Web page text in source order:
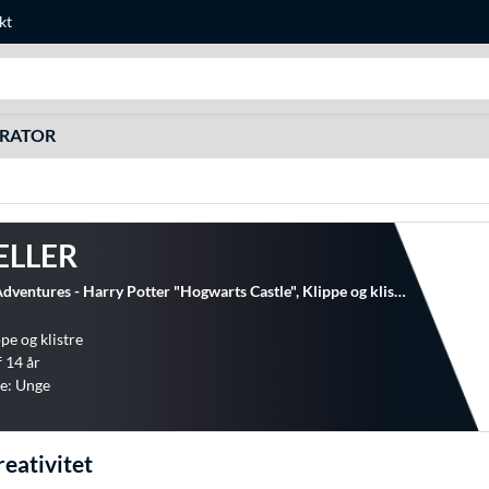
Revell Tiny Adventures - Harry Potter "Hogwarts Castle", Klippe og klistre
og klistre
14 år
Unge